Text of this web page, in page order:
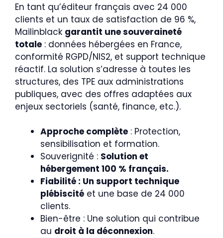
En tant qu’éditeur français avec 24 000
clients et un taux de satisfaction de 96 %,
Mailinblack garantit une souveraineté
totale : données hébergées en France,
conformité RGPD/NIS2, et support technique
réactif. La solution s’adresse à toutes les
structures, des TPE aux administrations
publiques, avec des offres adaptées aux
enjeux sectoriels (santé, finance, etc.).
Approche complète : Protection,
sensibilisation et formation.
Souverignité : Solution et
hébergement 100 % français.
Fiabilité : Un support technique
plébiscité et une base de 24 000
clients.
Bien-être : Une solution qui contribue
au droit à la déconnexion.